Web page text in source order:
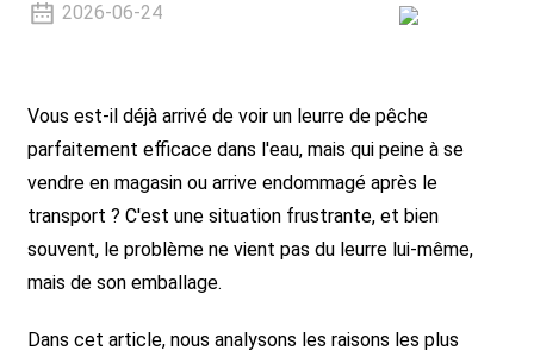
2026-06-24
Vous est-il déjà arrivé de voir un leurre de pêche
parfaitement efficace dans l'eau, mais qui peine à se
vendre en magasin ou arrive endommagé après le
transport ? C'est une situation frustrante, et bien
souvent, le problème ne vient pas du leurre lui-même,
mais de son emballage.
Dans cet article, nous analysons les raisons les plus